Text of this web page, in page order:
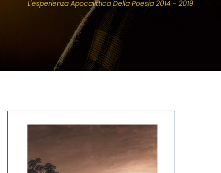
L'esperienza Apocalittica Della Poesia 2014 - 2019